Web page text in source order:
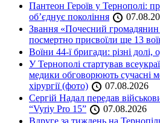
Пантеон Героїв у Тернополі:
об’єднує покоління
Звання «Почесний громадянин
посмертно присвоїли ще 13
Воїни 44-ї бригади: різні долі,
У Тернополі стартував
медики обговорюють сучасні
хірургії (фото)
07.08.2026
Сергій Надал передав
“Vyriy Pro 15”
07.08.2026